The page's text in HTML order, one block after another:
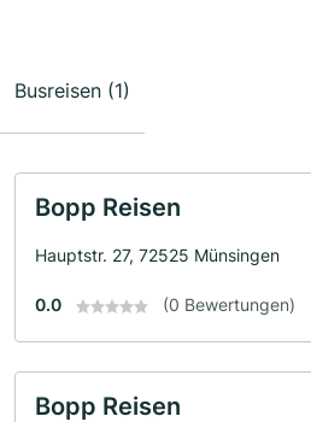
Busreisen (1)
Bopp Reisen
Hauptstr. 27, 72525 Münsingen
0.0 (0 Bewertungen)
Bopp Reisen